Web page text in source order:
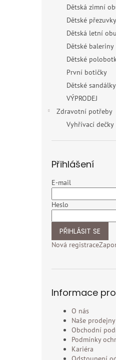
Dětská zimní
Dětské přezuvky
Dětská letní
Dětské baleriny
Dětské
První botičky
Dětské sandálky
VÝPRODEJ
Zdravotní potřeby
Vyhřívací dečky
Přihlášení
E-mail
Heslo
PŘIHLÁSIT SE
Nová registrace
Informace
O nás
Naše prodejny
Obchodní
Podmínky
Kariéra